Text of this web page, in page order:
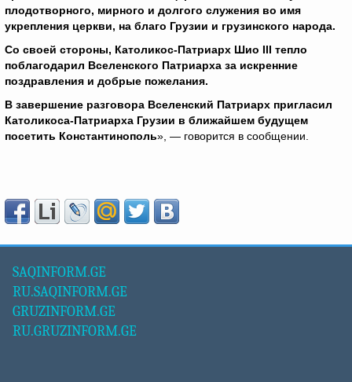
плодотворного, мирного и долгого служения во имя
укрепления церкви, на благо Грузии и грузинского народа.
Со своей стороны, Католикос-Патриарх Шио III тепло
поблагодарил Вселенского Патриарха за искренние
поздравления и добрые пожелания.
В завершение разговора Вселенский Патриарх пригласил
Католикоса-Патриарха Грузии в ближайшем будущем
посетить Константинополь», — говорится в сообщении.
SAQINFORM.GE
RU.SAQINFORM.GE
GRUZINFORM.GE
RU.GRUZINFORM.GE